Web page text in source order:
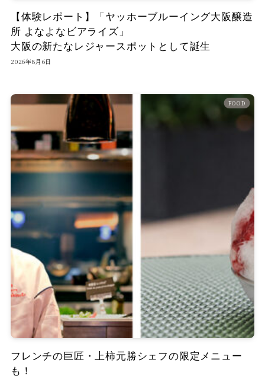
【体験レポート】「ヤッホーブルーイング大阪醸造
所 よなよなビアライズ」
大阪の新たなレジャースポットとして誕生
2026年8月6日
FOOD
フレンチの巨匠・上柿元勝シェフの限定メニュー
も！